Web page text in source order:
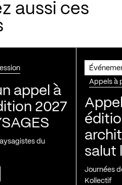
aussi ces
appel à
2027
du
Appels à
salut
Journées
Kollectif